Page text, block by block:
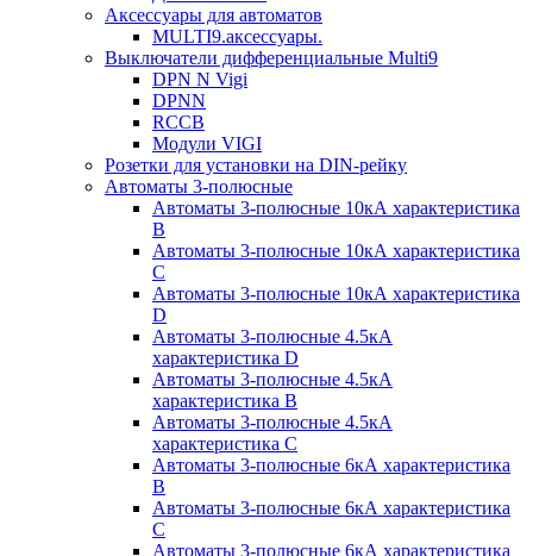
Аксессуары для автоматов
MULTI9.аксессуары.
Выключатели дифференциальные Multi9
DPN N Vigi
DPNN
RCCB
Модули VIGI
Розетки для установки на DIN-рейку
Автоматы 3-полюсные
Автоматы 3-полюсные 10кА характеристика
B
Автоматы 3-полюсные 10кА характеристика
C
Автоматы 3-полюсные 10кА характеристика
D
Автоматы 3-полюсные 4.5кА
характеристика D
Автоматы 3-полюсные 4.5кА
характеристика В
Автоматы 3-полюсные 4.5кА
характеристика С
Автоматы 3-полюсные 6кА характеристика
B
Автоматы 3-полюсные 6кА характеристика
C
Автоматы 3-полюсные 6кА характеристика